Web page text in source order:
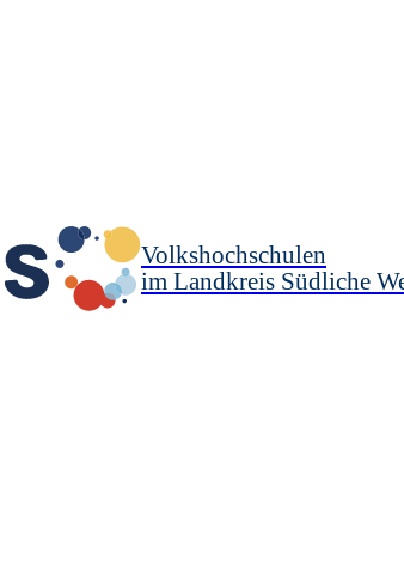
Volkshochschulen
im Landkreis Südliche